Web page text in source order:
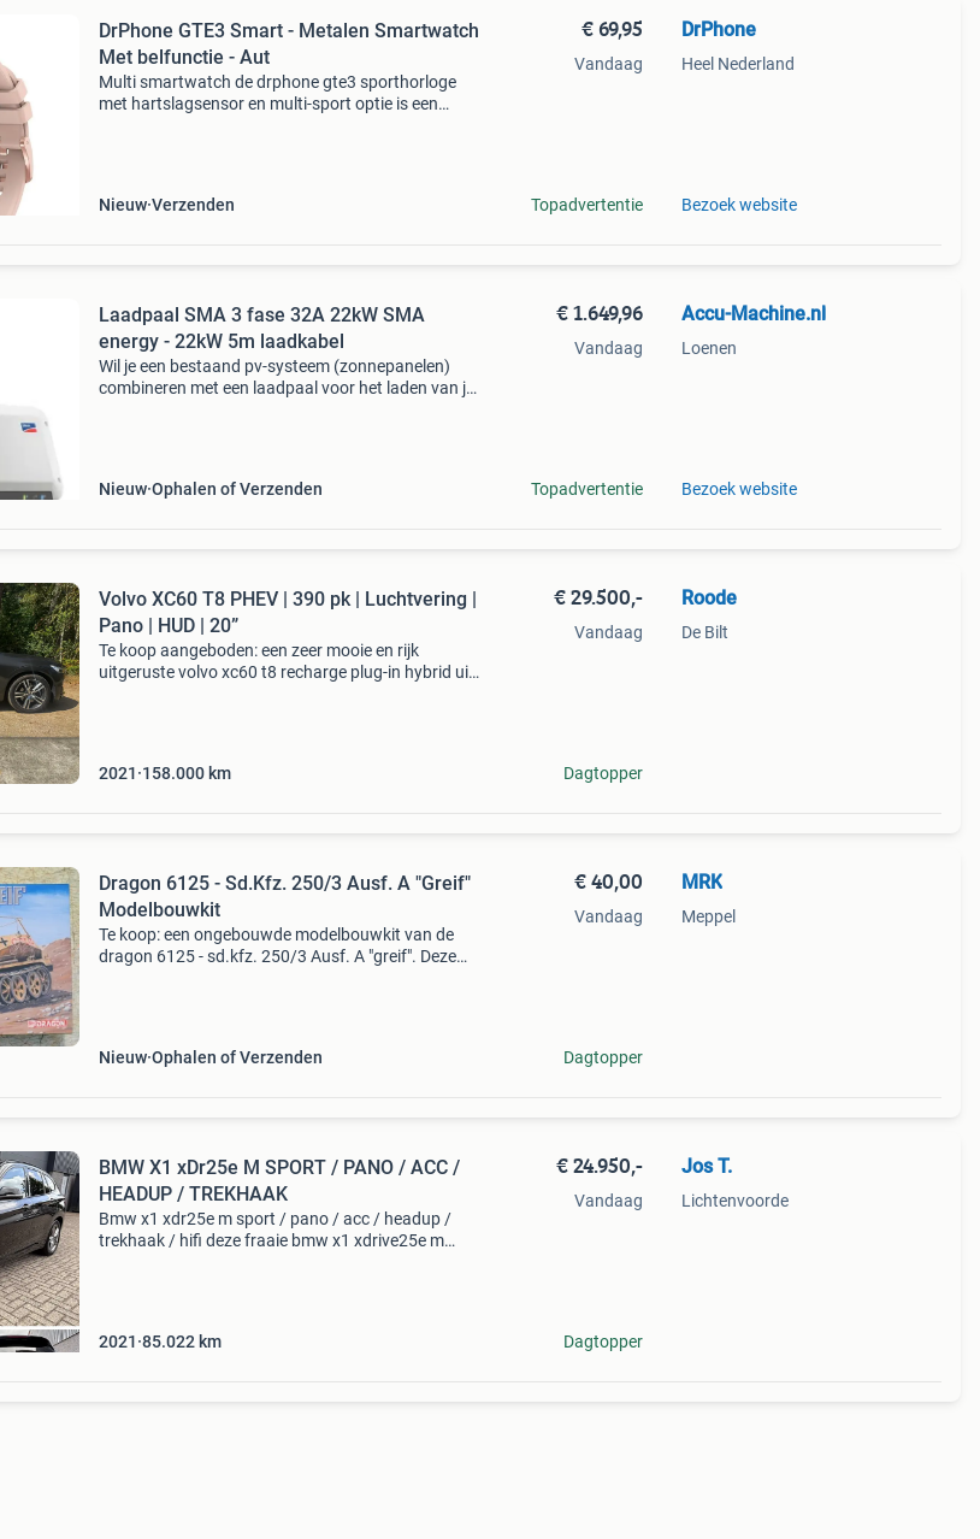
DrPhone GTE3 Smart - Metalen Smartwatch
Met belfunctie - Aut
Multi smartwatch de drphone gte3 sporthorloge
met hartslagsensor en multi-sport optie is een
Nieuw Verzenden
€ 69,95
Vandaag
Topadvertentie
DrPhone
Heel Nederland
Bezoek website
Laadpaal SMA 3 fase 32A 22kW SMA
energy - 22kW 5m laadkabel
Wil je een bestaand pv-systeem (zonnepanelen)
combineren met een laadpaal voor het laden van je
Nieuw Ophalen of Verzenden
€ 1.649,96
Vandaag
Topadvertentie
Accu-Machine.nl
Loenen
Bezoek website
Volvo XC60 T8 PHEV | 390 pk | Luchtvering |
Pano | HUD | 20”
Te koop aangeboden: een zeer mooie en rijk
uitgeruste volvo xc60 t8 recharge plug-in hybrid uit
2021 158.000 km
€ 29.500,-
Vandaag
Dagtopper
Roode
De Bilt
Dragon 6125 - Sd.Kfz. 250/3 Ausf. A "Greif"
Modelbouwkit
Te koop: een ongebouwde modelbouwkit van de
dragon 6125 - sd.kfz. 250/3 Ausf. A "greif". Deze
Nieuw Ophalen of Verzenden
€ 40,00
Vandaag
Dagtopper
MRK
Meppel
BMW X1 xDr25e M SPORT / PANO / ACC /
HEADUP / TREKHAAK
Bmw x1 xdr25e m sport / pano / acc / headup /
trekhaak / hifi deze fraaie bmw x1 xdrive25e m
2021 85.022 km
€ 24.950,-
Vandaag
Dagtopper
Jos T.
Lichtenvoorde